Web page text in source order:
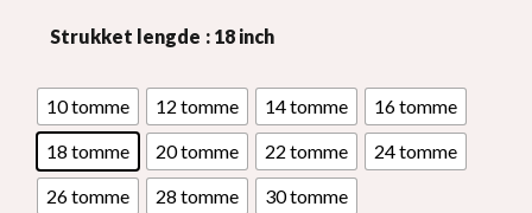
Strukket lengde : 18 inch
10 tomme 12 tomme 14 tomme
16 tomme
18 tomme
20 tomme 22 tomme
24 tomme
26 tomme
28 tomme 30 tomme